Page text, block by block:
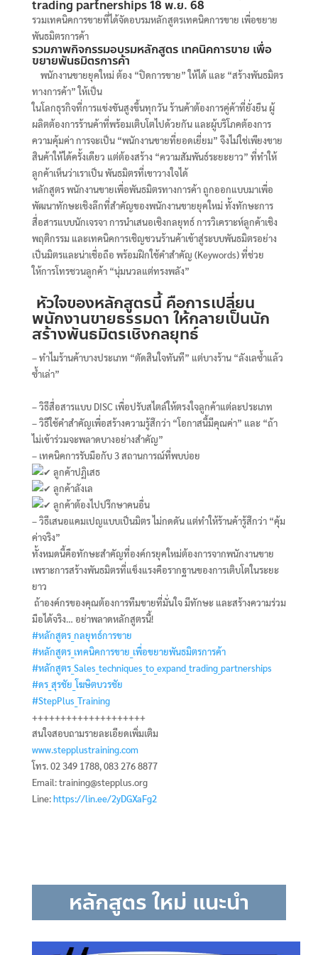
trading partnerships 18 พ.ย. 68
รวมเทคนิคการขายที่ได้จัดอบรมหลักสูตรเทคนิคการขาย เพื่อขยาย
พันธมิตรการค้า
รวมภาพกิจกรรมอบรมหลักสูตร เทคนิคการขาย เพื่อ
ขยายพันธมิตรการค้า
พนักงานขายยุคใหม่ ต้อง “ปิดการขาย” ให้ได้ และ “สร้างพันธมิตร
ทางการค้า” ให้เป็น
ในโลกธุรกิจที่การแข่งขันสูงขึ้นทุกวัน ร้านค้าต้องการคู่ค้าที่ยั่งยืน ผู้
ผลิตต้องการร้านค้าที่พร้อมเติบโตไปด้วยกัน และผู้บริโภคต้องการ
ความคุ้มค่า การจะเป็น “พนักงานขายที่ยอดเยี่ยม” จึงไม่ใช่เพียงขาย
สินค้าให้ได้ครั้งเดียว แต่ต้องสร้าง “ความสัมพันธ์ระยะยาว” ที่ทำให้
ลูกค้าเห็นว่าเราเป็น พันธมิตรที่เขาวางใจได้
หลักสูตร พนักงานขายเพื่อพันธมิตรทางการค้า ถูกออกแบบมาเพื่อ
พัฒนาทักษะเชิงลึกที่สำคัญของพนักงานขายยุคใหม่ ทั้งทักษะการ
สื่อสารแบบนักเจรจา การนำเสนอเชิงกลยุทธ์ การวิเคราะห์ลูกค้าเชิง
พฤติกรรม และเทคนิคการเชิญชวนร้านค้าเข้าสู่ระบบพันธมิตรอย่าง
เป็นมิตรและน่าเชื่อถือ พร้อมฝึกใช้คำสำคัญ (Keywords) ที่ช่วย
ให้การโทรชวนลูกค้า “นุ่มนวลแต่ทรงพลัง”
หัวใจของหลักสูตรนี้ คือการเปลี่ยน
พนักงานขายธรรมดา ให้กลายเป็นนัก
สร้างพันธมิตรเชิงกลยุทธ์
– ทำไมร้านค้าบางประเภท “ตัดสินใจทันที” แต่บางร้าน “ลังเลซ้ำแล้ว
ซ้ำเล่า”
– วิธีสื่อสารแบบ DISC เพื่อปรับสไตล์ให้ตรงใจลูกค้าแต่ละประเภท
– วิธีใช้คำสำคัญเพื่อสร้างความรู้สึกว่า “โอกาสนี้มีคุณค่า” และ “ถ้า
ไม่เข้าร่วมจะพลาดบางอย่างสำคัญ”
– เทคนิคการรับมือกับ 3 สถานการณ์ที่พบบ่อย
ลูกค้าปฏิเสธ
ลูกค้าลังเล
ลูกค้าต้องไปปรึกษาคนอื่น
– วิธีเสนอแคมเปญแบบเป็นมิตร ไม่กดดัน แต่ทำให้ร้านค้ารู้สึกว่า “คุ้ม
ค่าจริง”
ทั้งหมดนี้คือทักษะสำคัญที่องค์กรยุคใหม่ต้องการจากพนักงานขาย
เพราะการสร้างพันธมิตรที่แข็งแรงคือรากฐานของการเติบโตในระยะ
ยาว
ถ้าองค์กรของคุณต้องการทีมขายที่มั่นใจ มีทักษะ และสร้างความร่วม
มือได้จริง… อย่าพลาดหลักสูตรนี้!
#หลักสูตร_กลยุทธ์การขาย
#หลักสูตร_เทคนิคการขาย_เพื่อขยายพันธมิตรการค้า
#หลักสูตร_Sales_techniques_to_expand_trading_partnerships
#ดร_สุรชัย_โฆษิตบวรชัย
#StepPlus_Training
++++++++++++++++++++
สนใจสอบถามรายละเอียดเพิ่มเติม
www.stepplustraining.com
โทร. 02 349 1788, 083 276 8877
Email: training@stepplus.org
Line:https://lin.ee/2yDGXaFg2
หลักสูตร ใหม่ แนะนำ